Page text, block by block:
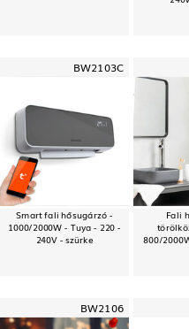
BW2103C
Smart fali hősugárzó -
1000/2000W - Tuya - 220 -
240V - szürke
Fali
800/
BW2106